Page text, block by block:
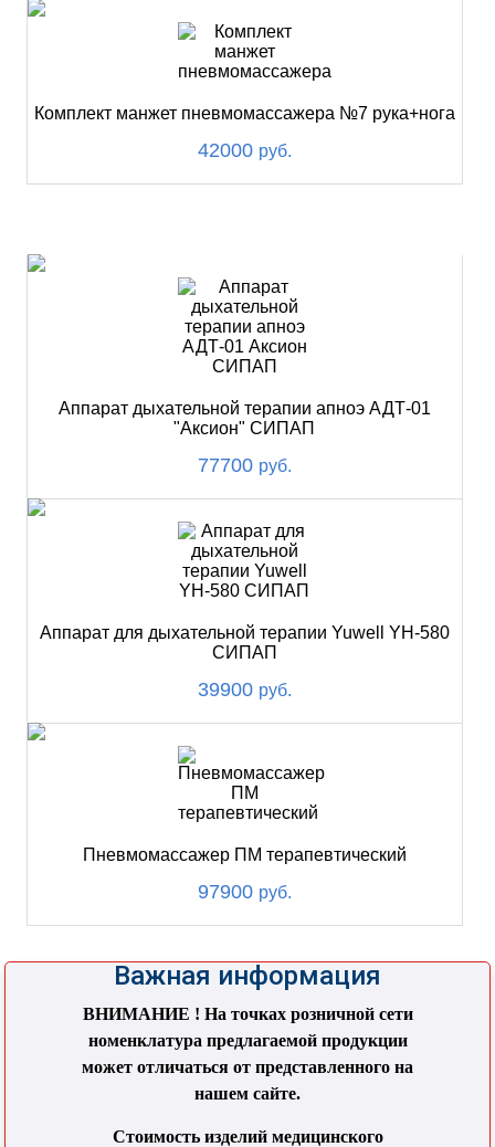
Комплект манжет пневмомассажера №7 рука+нога
42000 руб.
Аппарат дыхательной терапии апноэ АДТ-01
"Аксион" СИПАП
77700 руб.
Аппарат для дыхательной терапии Yuwell YH-580
СИПАП
39900 руб.
Пневмомассажер ПМ терапевтический
97900 руб.
Важная информация
ВНИМАНИЕ ! На точках розничной сети
номенклатура предлагаемой продукции
может отличаться от представленного на
нашем сайте.
Стоимость изделий медицинского